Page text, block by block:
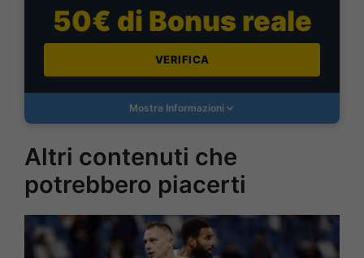
50€ di Bonus reale
VERIFICA
Mostra Informazioni
Altri contenuti che
potrebbero piacerti